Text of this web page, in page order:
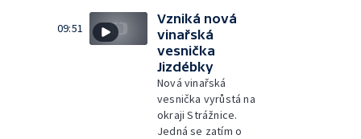
09:51
Vzniká nová
vinařská
vesnička
Jizdébky
Nová vinařská
vesnička vyrůstá na
okraji Strážnice.
Jedná se zatím o